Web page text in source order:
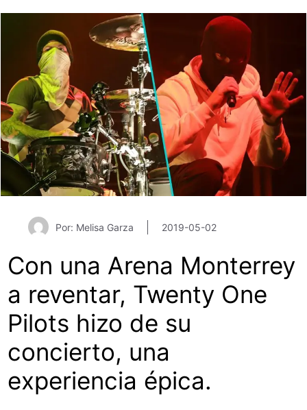
Por: Melisa Garza 2019-05-02
Con una Arena Monterrey
a reventar, Twenty One
Pilots hizo de su
concierto, una
experiencia épica.